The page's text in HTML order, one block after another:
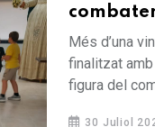
Més d’una
finalitzat
figura del
30 Juliol